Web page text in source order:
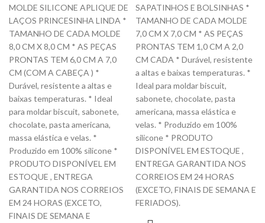
MOLDE SILICONE APLIQUE DE
LAÇOS PRINCESINHA LINDA *
TAMANHO DE CADA MOLDE
8,0 CM X 8,0 CM * AS PEÇAS
PRONTAS TEM 6,0 CM A 7,0
CM (COM A CABEÇA ) *
Durável, resistente a altas e
baixas temperaturas. * Ideal
para moldar biscuit, sabonete,
chocolate, pasta americana,
massa elástica e velas. *
Produzido em 100% silicone *
PRODUTO DISPONÍVEL EM
ESTOQUE , ENTREGA
GARANTIDA NOS CORREIOS
EM 24 HORAS (EXCETO,
FINAIS DE SEMANA E
SAPATINHOS E BOLSINHAS *
TAMANHO DE CADA MOLDE
7,0 CM X 7,0 CM * AS PEÇAS
PRONTAS TEM 1,0 CM A 2,0
CM CADA * Durável, resistente
a altas e baixas temperaturas. *
Ideal para moldar biscuit,
sabonete, chocolate, pasta
americana, massa elástica e
velas. * Produzido em 100%
silicone * PRODUTO
DISPONÍVEL EM ESTOQUE ,
ENTREGA GARANTIDA NOS
CORREIOS EM 24 HORAS
(EXCETO, FINAIS DE SEMANA E
FERIADOS).